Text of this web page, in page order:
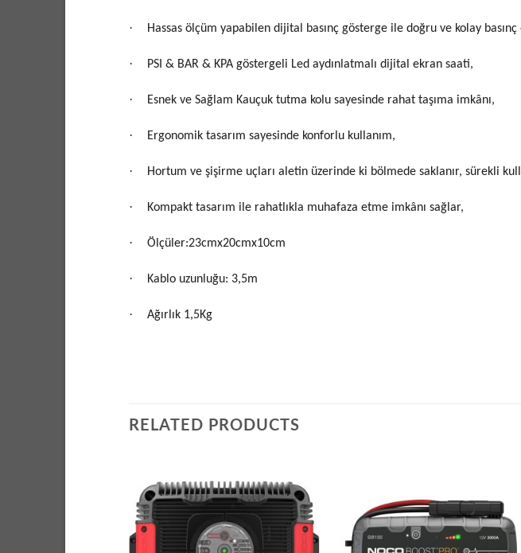
· Hassas ölçüm yapabilen dijital basınç gösterge ile doğru ve kolay basınç
· PSI & BAR & KPA göstergeli Led aydınlatmalı dijital ekran saati,
· Esnek ve Sağlam Kauçuk tutma kolu sayesinde rahat taşıma imkânı,
· Ergonomik tasarım sayesinde konforlu kullanım,
· Hortum ve şişirme uçları aletin üzerinde ki bölmede saklanır, sürekli
· Kompakt tasarım ile rahatlıkla muhafaza etme imkânı sağlar,
· Ölçüler:23cmx20cmx10cm
· Kablo uzunluğu: 3,5m
· Ağırlık 1,5Kg
RELATED PRODUCTS